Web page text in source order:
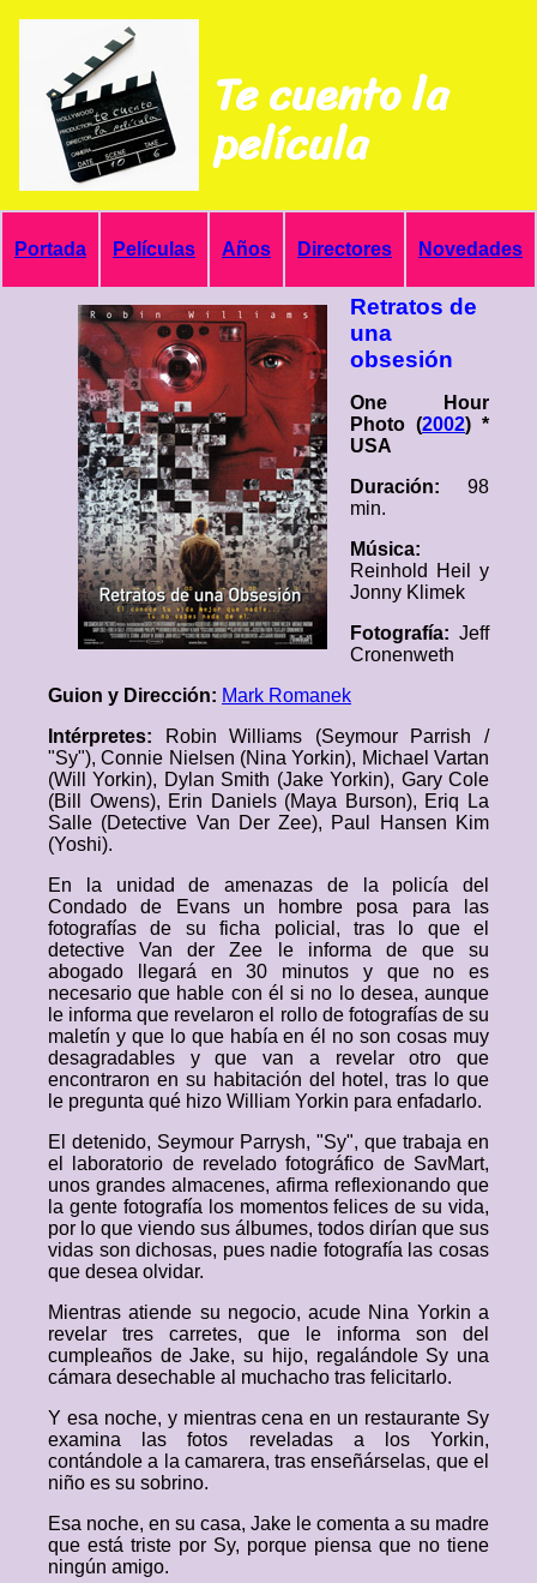
Te cuento la
película
Portada Películas Años Directores Novedades
Retratos de
una
obsesión
One Hour
Photo (2002) *
USA
Duración: 98
min.
Música:
Reinhold Heil y
Jonny Klimek
Fotografía: Jeff
Cronenweth
Guion y Dirección: Mark Romanek
Intérpretes:
Robin Williams (Seymour Parrish /
"Sy"), Connie Nielsen (Nina Yorkin), Michael Vartan
(Will Yorkin), Dylan Smith (Jake Yorkin), Gary Cole
(Bill Owens), Erin Daniels (Maya Burson), Eriq La
Salle (Detective Van Der Zee), Paul Hansen Kim
(Yoshi).
En la unidad de amenazas de la policía del
Condado de Evans un hombre posa para las
fotografías de su ficha policial, tras lo que el
detective Van der Zee le informa de que su
abogado llegará en 30 minutos y que no es
necesario que hable con él si no lo desea, aunque
le informa que revelaron el rollo de fotografías de su
maletín y que lo que había en él no son cosas muy
desagradables y que van a revelar otro que
encontraron en su habitación del hotel, tras lo que
le pregunta qué hizo William Yorkin para enfadarlo.
El detenido, Seymour Parrysh, "Sy", que trabaja en
el laboratorio de revelado fotográfico de SavMart,
unos grandes almacenes, afirma reflexionando que
la gente fotografía los momentos felices de su vida,
por lo que viendo sus álbumes, todos dirían que sus
vidas son dichosas, pues nadie fotografía las cosas
que desea olvidar.
Mientras atiende su negocio, acude Nina Yorkin a
revelar tres carretes, que le informa son del
cumpleaños de Jake, su hijo, regalándole Sy una
cámara desechable al muchacho tras felicitarlo.
Y esa noche, y mientras cena en un restaurante Sy
examina las fotos reveladas a los Yorkin,
contándole a la camarera, tras enseñárselas, que el
niño es su sobrino.
Esa noche, en su casa, Jake le comenta a su madre
que está triste por Sy, porque piensa que no tiene
ningún amigo.